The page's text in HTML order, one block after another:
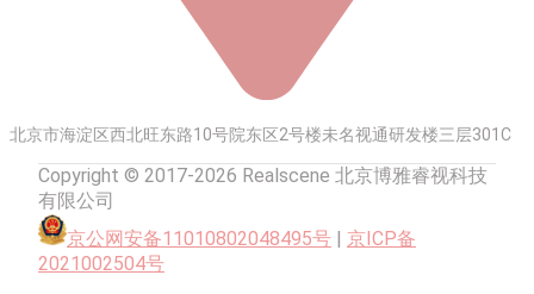
北京市海淀区西北旺东路10号院东区2号楼未名视通研发楼三层301C
Copyright © 2017-2026 Realscene 北京博雅睿视科技
有限公司
京公网安备11010802048495号
京ICP备
2021002504号